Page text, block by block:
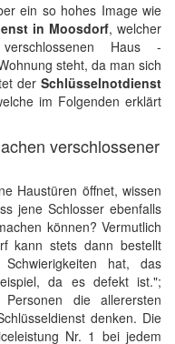
ein so hohes Image wie
in Moosdorf, welcher
Haus -
steht, da man sich
der Schlüsselnotdienst
im Folgenden erklärt
verschlossener
Haustüren öffnet, wissen
jene Schlosser ebenfalls
können? Vermutlich
kann stets dann bestellt
hat, das
da es defekt ist.";
die allerersten
denken. Die
Nr. 1 bei jedem